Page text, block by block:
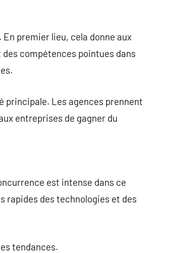
premier lieu, cela donne aux
des compétences pointues dans
principale. Les agences prennent
entreprises de gagner du
est intense dans ce
rapides des technologies et des
tendances.